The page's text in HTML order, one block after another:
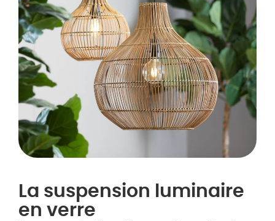
La suspension luminaire
en verre